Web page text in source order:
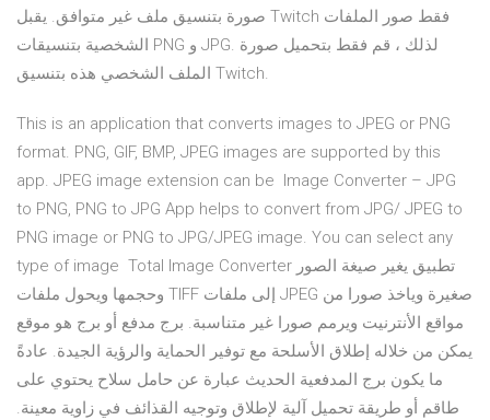
صورة بتنسيق ملف غير متوافق. يقبل Twitch فقط صور الملفات
الشخصية بتنسيقات PNG و JPG. لذلك ، قم فقط بتحميل صورة
الملف الشخصي هذه بتنسيق Twitch.
This is an application that converts images to JPEG or PNG
format. PNG, GIF, BMP, JPEG images are supported by this
app. JPEG image extension can be Image Converter – JPG
to PNG, PNG to JPG App helps to convert from JPG/ JPEG to
PNG image or PNG to JPG/JPEG image. You can select any
type of image Total Image Converter تطبيق يغير صيغة الصور
وحجمها ويحول ملفات TIFF إلى ملفات JPEG صغيرة وياخذ صورا من
مواقع الأنترنيت ويرمم صورا غير متناسبة. برج مدفع أو برج هو موقع
يمكن من خلاله إطلاق الأسلحة مع توفير الحماية والرؤية الجيدة. عادةً
ما يكون برج المدفعية الحديث عبارة عن حامل سلاح يحتوي على
طاقم أو طريقة تحميل آلية لإطلاق وتوجيه القذائف في زاوية معينة.